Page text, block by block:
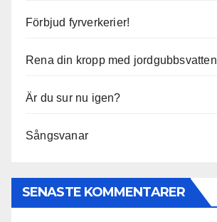
Förbjud fyrverkerier!
Rena din kropp med jordgubbsvatten
Är du sur nu igen?
Sångsvanar
SENASTE KOMMENTARER